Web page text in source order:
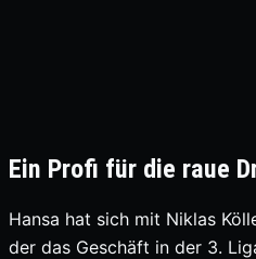
Ein Profi für die raue
Hansa hat sich mit Niklas
der das Geschäft in der 3.